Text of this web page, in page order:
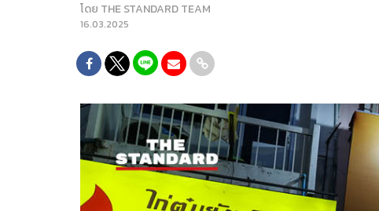
โดย THE STANDARD TEAM
16.03.2025